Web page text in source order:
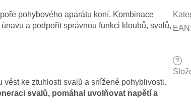
pohybového aparátu koní. Kombinace
únavu a podpořit správnou funkci kloubů, svalů,
ke ztuhlosti svalů a snížené pohyblivosti.
svalů, pomáhal uvolňovat napětí a
EAN :
?